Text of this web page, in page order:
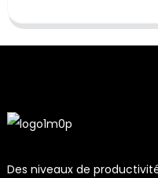
Des niveaux de